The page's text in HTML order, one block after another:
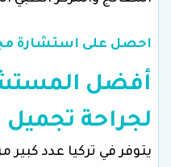
احصل على استشارة
أفضل
لجراحة تجميل
يتوفر في تركيا عدد كبير